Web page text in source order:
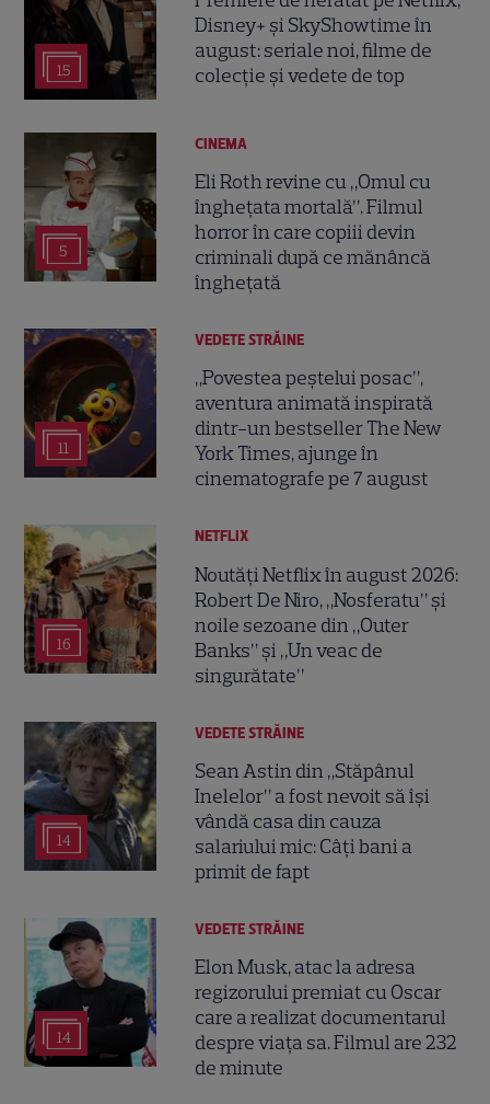
15
Disney+ și SkyShowtime în
august: seriale noi, filme de
colecție și vedete de top
5
CINEMA
Eli Roth revine cu „Omul cu
înghețata mortală”. Filmul
horror în care copiii devin
criminali după ce mănâncă
înghețată
11
VEDETE STRĂINE
„Povestea peștelui posac”,
aventura animată inspirată
dintr-un bestseller The New
York Times, ajunge în
cinematografe pe 7 august
16
NETFLIX
Noutăți Netflix în august 2026:
Robert De Niro, „Nosferatu” și
noile sezoane din „Outer
Banks” și „Un veac de
singurătate”
14
VEDETE STRĂINE
Sean Astin din „Stăpânul
Inelelor” a fost nevoit să își
vândă casa din cauza
salariului mic: Câți bani a
primit de fapt
14
VEDETE STRĂINE
Elon Musk, atac la adresa
regizorului premiat cu Oscar
care a realizat documentarul
despre viața sa. Filmul are 232
de minute